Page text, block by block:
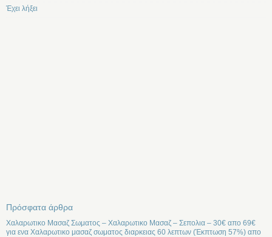
Έχει λήξει
Πρόσφατα άρθρα
Χαλαρωτικο Μασαζ Σωματος – Χαλαρωτικο Μασαζ – Σεπολια – 30€ απο 69€
για ενα Χαλαρωτικο μασαζ σωματος διαρκειας 60 λεπτων (Έκπτωση 57%) απο